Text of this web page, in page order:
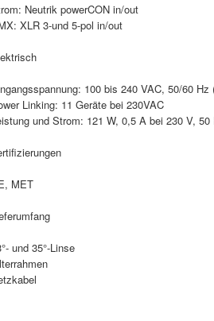
Neutrik powerCON in/out
XLR 3-und 5-pol in/out
100 bis 240 VAC, 50/60 Hz
Linking: 11 Geräte bei 230VAC
und Strom: 121 W, 0,5 A bei 230 V, 50
MET
und 35°-Linse